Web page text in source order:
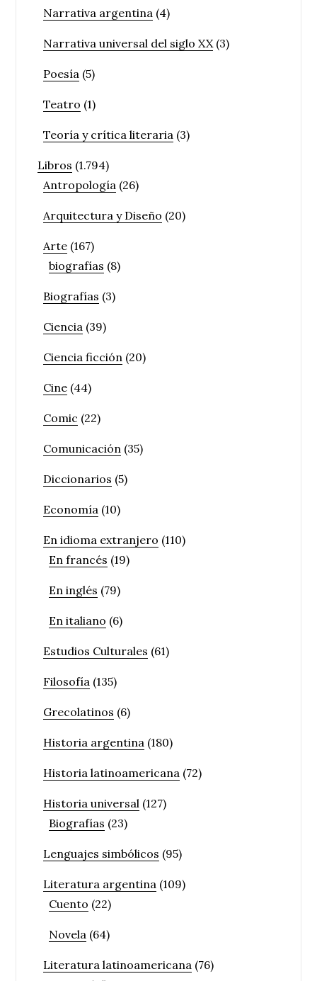
Narrativa argentina (4)
Narrativa universal del siglo XX (3)
Poesía (5)
Teatro (1)
Teoría y crítica literaria (3)
Libros (1.794)
Antropología (26)
Arquitectura y Diseño (20)
Arte (167)
biografías (8)
Biografías (3)
Ciencia (39)
Ciencia ficción (20)
Cine (44)
Comic (22)
Comunicación (35)
Diccionarios (5)
Economía (10)
En idioma extranjero (110)
En francés (19)
En inglés (79)
En italiano (6)
Estudios Culturales (61)
Filosofía (135)
Grecolatinos (6)
Historia argentina (180)
Historia latinoamericana (72)
Historia universal (127)
Biografías (23)
Lenguajes simbólicos (95)
Literatura argentina (109)
Cuento (22)
Novela (64)
Literatura latinoamericana (76)